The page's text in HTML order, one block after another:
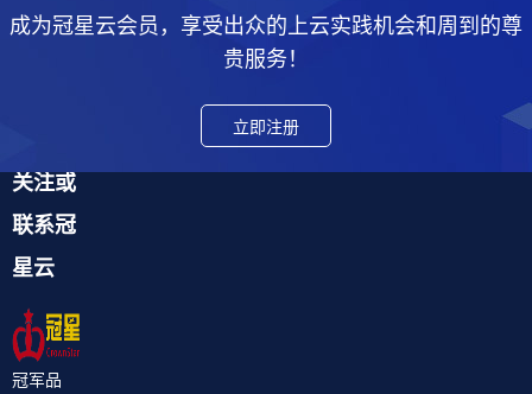
成为冠星云会员，享受出众的上云实践机会和周到的尊
贵服务！
立即注册
关注或
联系冠
星云
冠军品